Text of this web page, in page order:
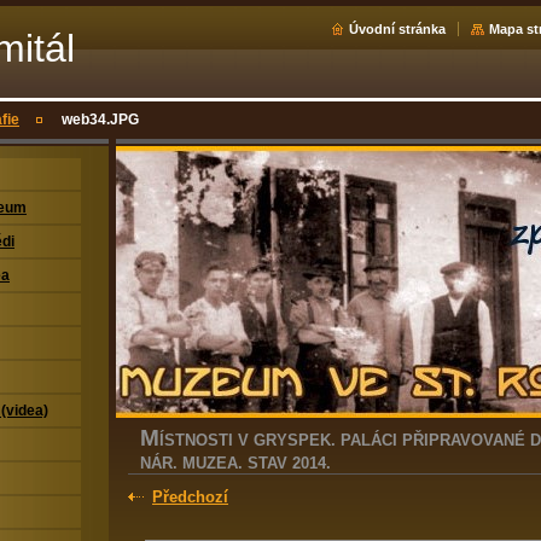
Úvodní stránka Mapa
web34.JPG
M ÍSTNOSTI V GRYSPEK. PALÁCI PŘIPRAVOVANÉ
NÁR. MUZEA. STAV 2014.
Předchozí